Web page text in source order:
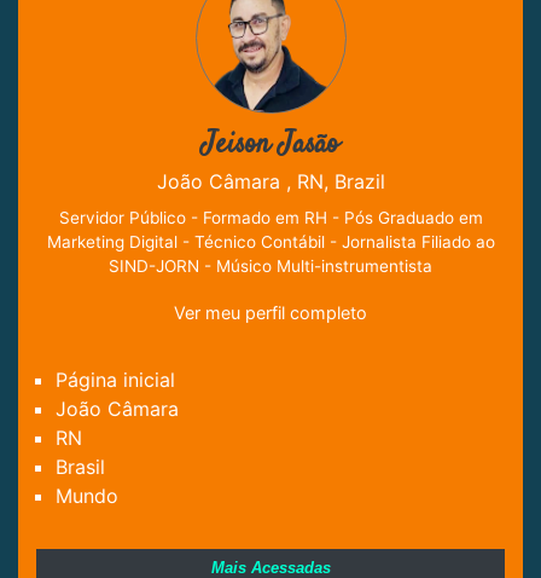
Jeison Jasão
João Câmara , RN, Brazil
Servidor Público - Formado em RH - Pós Graduado em
Marketing Digital - Técnico Contábil - Jornalista Filiado ao
SIND-JORN - Músico Multi-instrumentista
Ver meu perfil completo
Página inicial
João Câmara
RN
Brasil
Mundo
Mais Acessadas